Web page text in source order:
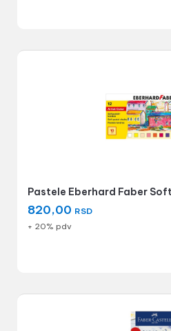
Pastele Eberhard Faber Soft
820,00 RSD
+ 20% pdv